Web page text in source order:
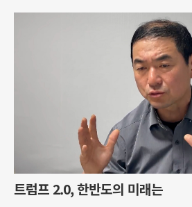
트럼프 2.0, 한반도의 미래는